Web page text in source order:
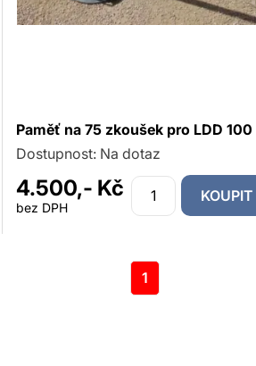
Paměť na 75 zkoušek pro LDD 100
Dostupnost: Na dotaz
4.500,- Kč
bez DPH
KOUPIT
1